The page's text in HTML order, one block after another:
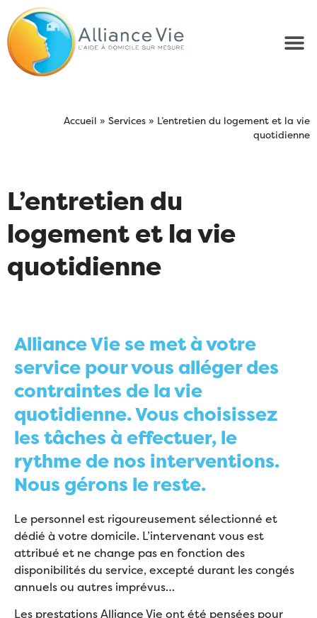
Accueil » Services » L’entretien du logement et la vie
quotidienne
L’entretien du
logement et la vie
quotidienne
Alliance Vie se met à votre
service pour vous alléger des
contraintes de la vie
quotidienne. Vous choisissez
les tâches à effectuer, le
rythme de nos interventions.
Nous gérons le reste.
Le personnel est rigoureusement sélectionné et
dédié à votre domicile. L’intervenant vous est
attribué et ne change pas en fonction des
disponibilités du service, excepté durant les congés
annuels ou autres imprévus…
Les prestations Alliance Vie ont été pensées pour